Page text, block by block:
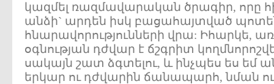
կազմել ռազմավարական ծրագիր, որը
անձի` արդեն իսկ բացահայտված
հնարավորությունների վրա: Իհարկե,
օգնության դժվար է ճշգրիտ
սակայն շատ ձգտելու, և ինչպես ես եմ
երկար ու դժվարին ճանապարհ, նման